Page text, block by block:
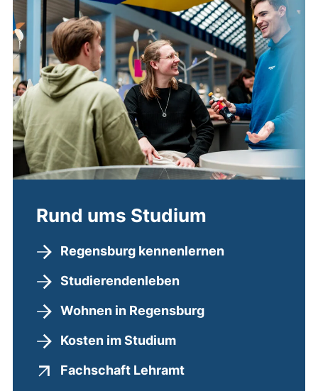
Rund ums Studium
Regensburg kennenlernen
Studierendenleben
Wohnen in Regensburg
Kosten im Studium
Fachschaft Lehramt(externer Link, öffnet